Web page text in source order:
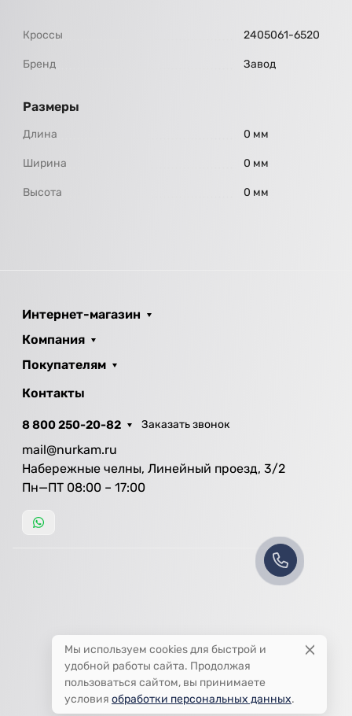
Кроссы 2405061-6520
Бренд Завод
Размеры
Длина 0 мм
Ширина 0 мм
Высота 0 мм
Интернет-магазин
Компания
Покупателям
Контакты
8 800 250-20-82 Заказать звонок
mail@nurkam.ru
Набережные челны, Линейный проезд, 3/2
Пн—ПТ 08:00 – 17:00
Мы используем cookies для быстрой и
удобной работы сайта. Продолжая
пользоваться сайтом, вы принимаете
условия обработки персональных данных.